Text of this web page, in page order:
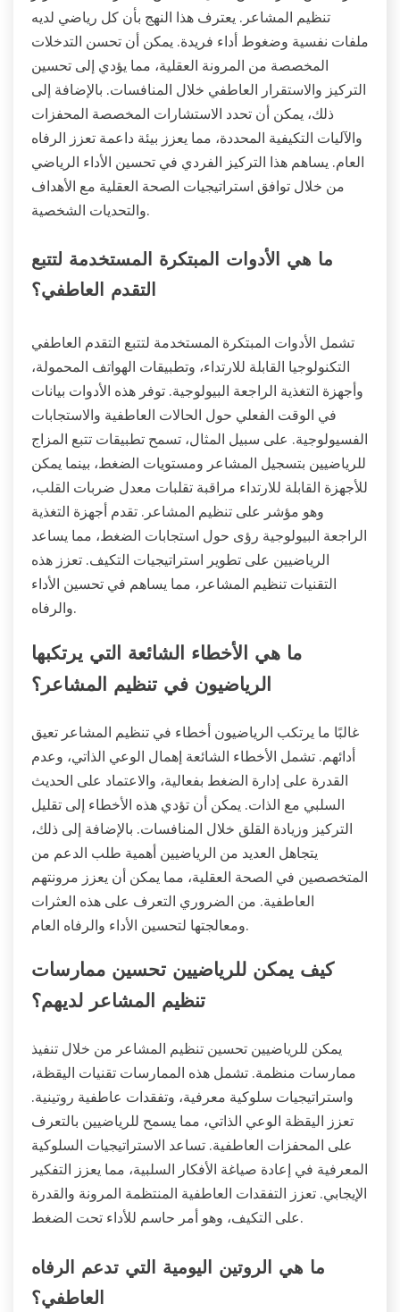
تنظيم المشاعر. يعترف هذا النهج بأن كل رياضي لديه
ملفات نفسية وضغوط أداء فريدة. يمكن أن تحسن التدخلات
المخصصة من المرونة العقلية، مما يؤدي إلى تحسين
التركيز والاستقرار العاطفي خلال المنافسات. بالإضافة إلى
ذلك، يمكن أن تحدد الاستشارات المخصصة المحفزات
والآليات التكيفية المحددة، مما يعزز بيئة داعمة تعزز الرفاه
العام. يساهم هذا التركيز الفردي في تحسين الأداء الرياضي
من خلال توافق استراتيجيات الصحة العقلية مع الأهداف
والتحديات الشخصية.
ما هي الأدوات المبتكرة المستخدمة لتتبع
التقدم العاطفي؟
تشمل الأدوات المبتكرة المستخدمة لتتبع التقدم العاطفي
التكنولوجيا القابلة للارتداء، وتطبيقات الهواتف المحمولة،
وأجهزة التغذية الراجعة البيولوجية. توفر هذه الأدوات بيانات
في الوقت الفعلي حول الحالات العاطفية والاستجابات
الفسيولوجية. على سبيل المثال، تسمح تطبيقات تتبع المزاج
للرياضيين بتسجيل المشاعر ومستويات الضغط، بينما يمكن
للأجهزة القابلة للارتداء مراقبة تقلبات معدل ضربات القلب،
وهو مؤشر على تنظيم المشاعر. تقدم أجهزة التغذية
الراجعة البيولوجية رؤى حول استجابات الضغط، مما يساعد
الرياضيين على تطوير استراتيجيات التكيف. تعزز هذه
التقنيات تنظيم المشاعر، مما يساهم في تحسين الأداء
والرفاه.
ما هي الأخطاء الشائعة التي يرتكبها
الرياضيون في تنظيم المشاعر؟
غالبًا ما يرتكب الرياضيون أخطاء في تنظيم المشاعر تعيق
أدائهم. تشمل الأخطاء الشائعة إهمال الوعي الذاتي، وعدم
القدرة على إدارة الضغط بفعالية، والاعتماد على الحديث
السلبي مع الذات. يمكن أن تؤدي هذه الأخطاء إلى تقليل
التركيز وزيادة القلق خلال المنافسات. بالإضافة إلى ذلك،
يتجاهل العديد من الرياضيين أهمية طلب الدعم من
المتخصصين في الصحة العقلية، مما يمكن أن يعزز مرونتهم
العاطفية. من الضروري التعرف على هذه العثرات
ومعالجتها لتحسين الأداء والرفاه العام.
كيف يمكن للرياضيين تحسين ممارسات
تنظيم المشاعر لديهم؟
يمكن للرياضيين تحسين تنظيم المشاعر من خلال تنفيذ
ممارسات منظمة. تشمل هذه الممارسات تقنيات اليقظة،
واستراتيجيات سلوكية معرفية، وتفقدات عاطفية روتينية.
تعزز اليقظة الوعي الذاتي، مما يسمح للرياضيين بالتعرف
على المحفزات العاطفية. تساعد الاستراتيجيات السلوكية
المعرفية في إعادة صياغة الأفكار السلبية، مما يعزز التفكير
الإيجابي. تعزز التفقدات العاطفية المنتظمة المرونة والقدرة
على التكيف، وهو أمر حاسم للأداء تحت الضغط.
ما هي الروتين اليومية التي تدعم الرفاه
العاطفي؟